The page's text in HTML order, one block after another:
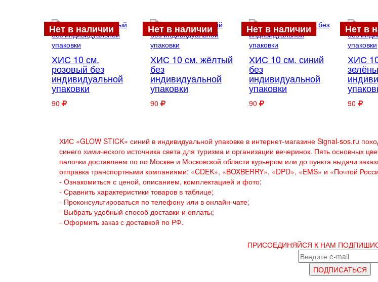
Нет в наличии
ХИС 10 см.
розовый без
индивидуальной
упаковки
90
Нет в наличии
ХИС 10 см. жёлтый
без
индивидуальной
упаковки
90
Нет в наличии
ХИС 10 см. синий
без
индивидуальной
упаковки
90
Нет в
ХИС
90
ХИС «GLOW STICK» синий в индивидуальной упаковке в интернет-магазине Signal-sos.ru
синего химического источника света для туризма и организации вечеринок. Пять основных
палочки доставляем по по Москве и Московской области курьером или до пункта выдачи
отправка транспортными компаниями: «CDEK», «BOXBERRY», «DPD», «EMS» и «Почтой
- Ознакомиться с ценой, описанием, комплектацией и фото;
- Сравнить характеристики товаров в таблице;
- Проконсультироваться по телефону или в онлайн-чате;
- Выбрать удобный способ доставки и оплаты;
- Оформить заказ с доставкой по РФ.
ПРИСОЕДИНЯЙСЯ К НАМ